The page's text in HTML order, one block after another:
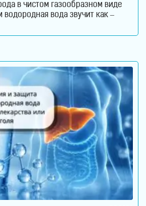
в чистом газообразном виде
водородная вода звучит как –
не вступают в химическую